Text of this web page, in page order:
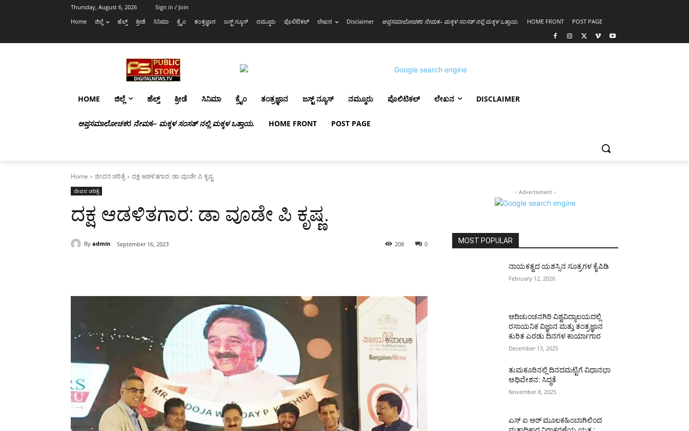
Thursday, August 6, 2026
Sign in / Join
Home
ಜಿಲ್ಲೆ ಹೆಲ್ತ್ ಕ್ರೀಡೆ ಸಿನಿಮಾ ಕ್ರೈಂ ತಂತ್ರಜ್ಞಾನ ಜಸ್ಟ್ ನ್ಯೂಸ್ ನಮ್ಮೂರು ಪೊಲಿಟಿಕಲ್ ಲೇಖನ Disclaimer ಆಪ್ತಸಮಾಲೋಚಕರ ನೇಮಕ– ಮಕ್ಕಳ ಸಂಸತ್ ನಲ್ಲಿ ಮಕ್ಕಳ ಒತ್ತಾಯ. HOME FRONT POST PAGE
HOME ಜಿಲ್ಲೆ ಹೆಲ್ತ್ ಕ್ರೀಡೆ ಸಿನಿಮಾ ಕ್ರೈಂ ತಂತ್ರಜ್ಞಾನ ಜಸ್ಟ್ ನ್ಯೂಸ್ ನಮ್ಮೂರು ಪೊಲಿಟಿಕಲ್ ಲೇಖನ DISCLAIMER
ಆಪ್ತಸಮಾಲೋಚಕರ ನೇಮಕ– ಮಕ್ಕಳ ಸಂಸತ್ ನಲ್ಲಿ ಮಕ್ಕಳ ಒತ್ತಾಯ. HOME FRONT POST PAGE
Home ಜೀವನ ಚರಿತ್ರೆ ದಕ್ಷ ಆಡಳಿತಗಾರ: ಡಾ ವೂಡೇ ಪಿ ಕೃಷ್ಣ.
ಜೀವನ ಚರಿತ್ರೆ
ದಕ್ಷ ಆಡಳಿತಗಾರ: ಡಾ ವೂಡೇ ಪಿ ಕೃಷ್ಣ.
By admin September 16, 2023 0
208
- Advertisment -
MOST POPULAR
ನಾಯಕತ್ವದ ಯಶಸ್ಸಿನ ಸೂತ್ರಗಳ ಕೈಪಿಡಿ
February 12, 2026
ಆದಿಚುಂಚನಗಿರಿ ವಿಶ್ವವಿದ್ಯಾಲಯದಲ್ಲಿ
ರಸಾಯನಿಕ ವಿಜ್ಞಾನ ಮತ್ತು ತಂತ್ರಜ್ಞಾನ
ಕುರಿತ ಎರಡು ದಿನಗಳ ಕಾರ್ಯಾಗಾರ
December 13, 2025
ತುಮಕೂರಿನಲ್ಲಿ ದಿನದಮಟ್ಟಿಗೆ ವಿಧಾನಭಾ
ಅಧಿವೇಶನ: ಸಿದ್ಧತೆ
November 8, 2025
ಎಸ್ ಐ ಆರ್ ಮೂಲಕಹಿಂಬಾಗಿಲಿಂದ